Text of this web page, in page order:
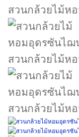
สวนกล้วยไม้ห
สวนกล้วยไม้ห
สวนกล้วยไม้ห